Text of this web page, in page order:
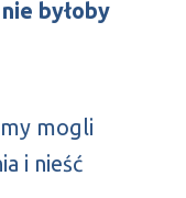
byłoby
mogli
i nieść